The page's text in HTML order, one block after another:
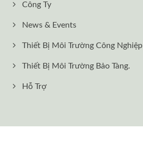
Công Ty
News & Events
Thiết Bị Môi Trường Công Nghiệp
Thiết Bị Môi Trường Bảo Tàng.
Hỗ Trợ